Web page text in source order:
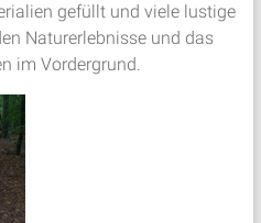
gefüllt und viele lustige
Naturerlebnisse und das
im Vordergrund.